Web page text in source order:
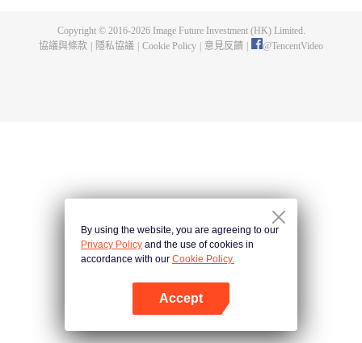
Copyright © 2016-2026Image Future Investment (HK) Limited.
協議與條款
隱私協議 Cookie Policy 意見反饋 @TencentVideo
By using the website, you are agreeing to our
Privacy Policy and the use of cookies in
accordance with our Cookie Policy.
Accept